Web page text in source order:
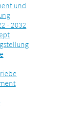
und
- 2032